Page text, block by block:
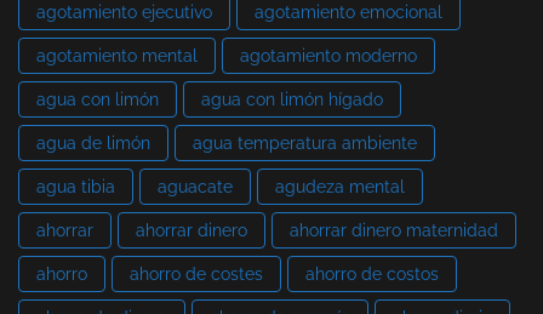
agotamiento ejecutivo agotamiento emocional
agotamiento mental agotamiento moderno
agua con limón agua con limón hígado
agua de limón agua temperatura ambiente
agua tibia aguacate agudeza mental
ahorrar ahorrar dinero ahorrar dinero maternidad
ahorro ahorro de costes ahorro de costos